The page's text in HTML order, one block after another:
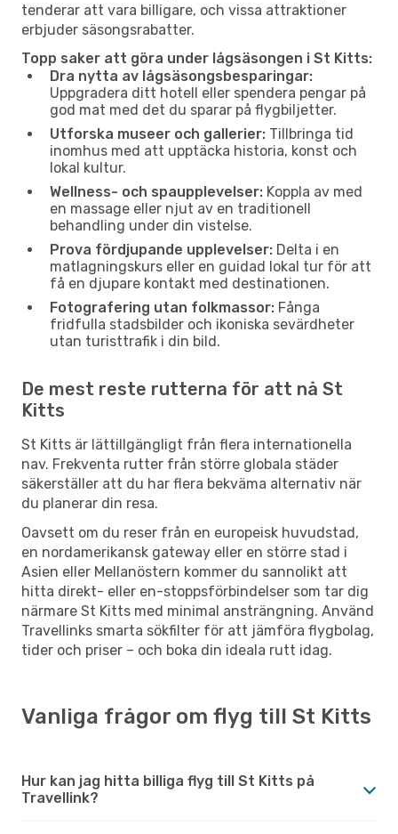
tenderar att vara billigare, och vissa attraktioner
erbjuder säsongsrabatter.
Topp saker att göra under lågsäsongen i St Kitts:
Dra nytta av lågsäsongsbesparingar:
Uppgradera ditt hotell eller spendera pengar på
god mat med det du sparar på flygbiljetter.
Utforska museer och gallerier: Tillbringa tid
inomhus med att upptäcka historia, konst och
lokal kultur.
Wellness- och spaupplevelser: Koppla av med
en massage eller njut av en traditionell
behandling under din vistelse.
Prova fördjupande upplevelser: Delta i en
matlagningskurs eller en guidad lokal tur för att
få en djupare kontakt med destinationen.
Fotografering utan folkmassor: Fånga
fridfulla stadsbilder och ikoniska sevärdheter
utan turisttrafik i din bild.
De mest reste rutterna för att nå St
Kitts
St Kitts är lättillgängligt från flera internationella
nav. Frekventa rutter från större globala städer
säkerställer att du har flera bekväma alternativ när
du planerar din resa.
Oavsett om du reser från en europeisk huvudstad,
en nordamerikansk gateway eller en större stad i
Asien eller Mellanöstern kommer du sannolikt att
hitta direkt- eller en-stoppsförbindelser som tar dig
närmare St Kitts med minimal ansträngning. Använd
Travellinks smarta sökfilter för att jämföra flygbolag,
tider och priser – och boka din ideala rutt idag.
Vanliga frågor om flyg till St Kitts
Hur kan jag hitta billiga flyg till St Kitts på
Travellink?